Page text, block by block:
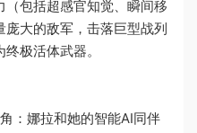
包括超感官知觉、瞬间移
大的敌军，击落巨型战列
极活体武器。
：娜拉和她的智能AI同伴